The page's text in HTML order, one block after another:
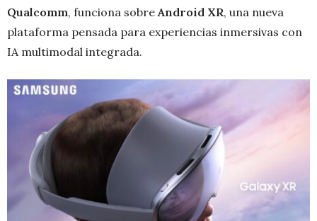
Qualcomm, funciona sobre Android XR, una nueva
plataforma pensada para experiencias inmersivas con
IA multimodal integrada.